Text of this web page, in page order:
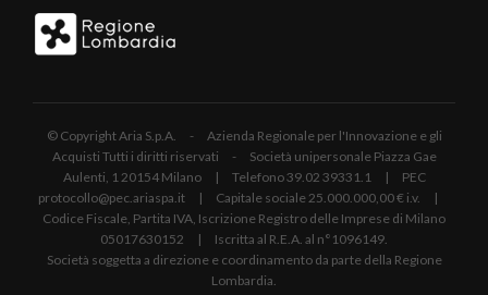
© Copyright Aria S.p.A. - Azienda Regionale per l'Innovazione e gli
Acquisti Tutti i diritti riservati - Società unipersonale Piazza Gae
Aulenti, 1 20154 Milano | Telefono 39.02 39331.1 | PEC
protocollo@pec.ariaspa.it | Capitale sociale 25.000.000,00 € i.v. |
Codice Fiscale, Partita IVA, Iscrizione Registro delle Imprese di Milano
05017630152 | Iscritta al R.E.A. al n°1096149.
Società soggetta a direzione e coordinamento da parte della Regione
Lombardia.